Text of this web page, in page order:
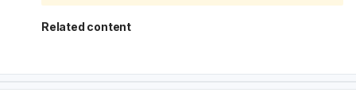
mengejan/aktivitas tertentu. Vagina juga memang organ
yang elastis dan bisa tampak lebih terbuka pada kondisi
benjolan/keluar jaringan, sebaiknya periksa ke dokter
kandungan untuk memastikan tidak ada prolaps atau
Related content